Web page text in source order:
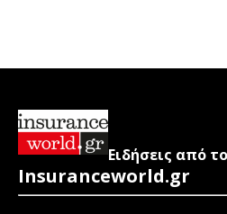
Ειδήσεις από το
Insuranceworld.gr